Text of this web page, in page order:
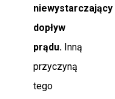
niewystarczający
dopływ
prądu. Inną
przyczyną
tego